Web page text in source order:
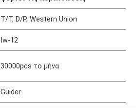
T/T, D/P, Western Union
Iw-12
30000pcs το μήνα
Guider